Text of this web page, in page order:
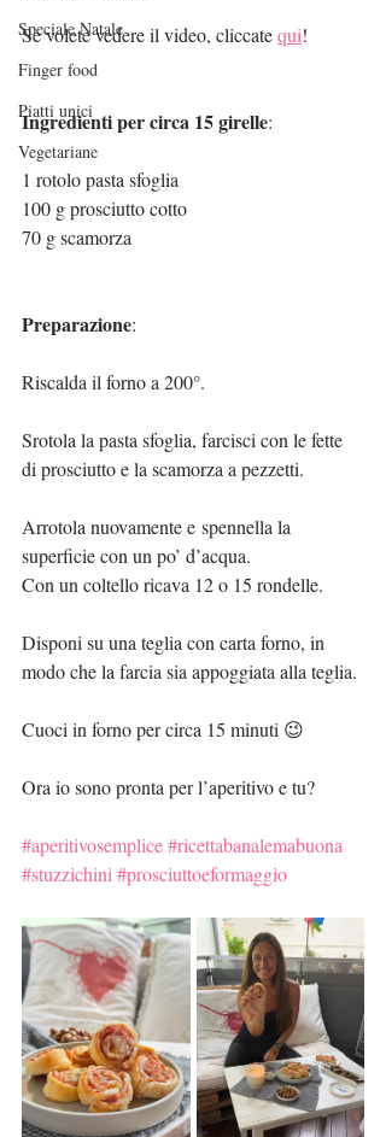
Speciale Natale
Finger food
Piatti unici
Vegetariane
Se volete vedere il video, cliccate qui!
Ingredienti per circa 15 girelle:
1 rotolo pasta sfoglia
100 g prosciutto cotto
70 g scamorza
Preparazione:
Riscalda il forno a 200°.
Srotola la pasta sfoglia, farcisci con le fette
di prosciutto e la scamorza a pezzetti.
Arrotola nuovamente e spennella la
superficie con un po’ d’acqua.
Con un coltello ricava 12 o 15 rondelle.
Disponi su una teglia con carta forno, in
modo che la farcia sia appoggiata alla teglia.
Cuoci in forno per circa 15 minuti 😉
Ora io sono pronta per l’aperitivo e tu?
#aperitivosemplice#ricettabanalemabuona
#stuzzichini #prosciuttoeformaggio